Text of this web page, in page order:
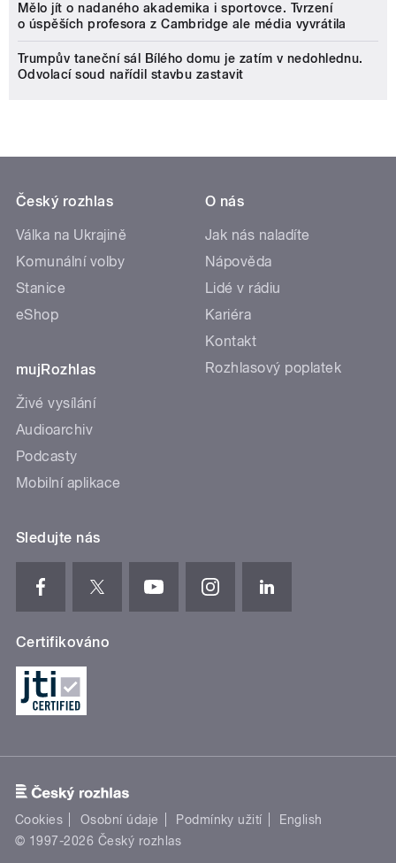
Mělo jít o nadaného akademika i sportovce. Tvrzení
o úspěších profesora z Cambridge ale média vyvrátila
Trumpův taneční sál Bílého domu je zatím v nedohlednu.
Odvolací soud nařídil stavbu zastavit
Český rozhlas
Válka na Ukrajině
Komunální volby
Stanice
eShop
mujRozhlas
Živé vysílání
Audioarchiv
Podcasty
Mobilní aplikace
O nás
Jak nás naladíte
Nápověda
Lidé v rádiu
Kariéra
Kontakt
Rozhlasový poplatek
Sledujte nás
Certifikováno
Cookies Osobní údaje Podmínky užití
English
© 1997-2026 Český rozhlas